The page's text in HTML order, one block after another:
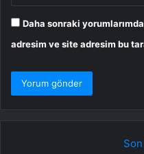
Daha sonraki
adresim ve site adresim bu